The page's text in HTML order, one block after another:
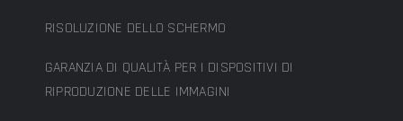
RISOLUZIONE DELLO SCHERMO
GARANZIA DI QUALITÀ PER I DISPOSITIVI DI
RIPRODUZIONE DELLE IMMAGINI